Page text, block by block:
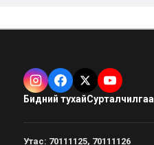
Бидний тухайСурталчилгаа
Утас: 70111125, 70111126